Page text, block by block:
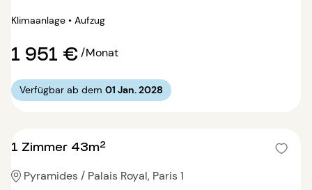
Klimaanlage • Aufzug
1 951 €/Monat
Verfügbar ab dem 01 Jan. 2028
1 Zimmer 43m²
Pyramides / Palais Royal, Paris 1